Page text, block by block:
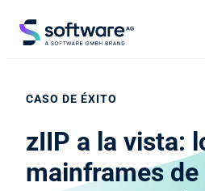
CASO DE ÉXITO
zIIP a la vista:
mainframes